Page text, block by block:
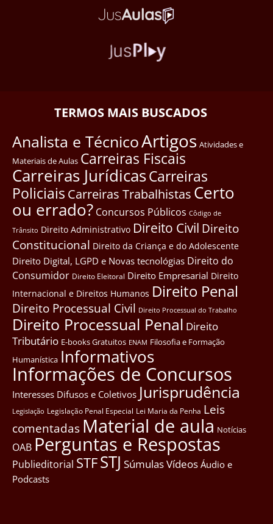
TERMOS MAIS BUSCADOS
Analista e TécnicoArtigos Atividades e
Materiais de Aulas Carreiras Fiscais
Carreiras JurídicasCarreiras
Policiais Carreiras Trabalhistas Certo
ou errado? Concursos Públicos Côdigo de
Trânsito Direito Administrativo Direito Civil Direito
Constitucional Direito da Criança e do Adolescente
Direito Digital, LGPD e Novas tecnológias Direito do
Consumidor Direito Eleitoral Direito Empresarial Direito
Internacional e Direitos Humanos Direito Penal
Direito Processual Civil Direito Processual do Trabalho
Direito Processual Penal Direito
Tributário E-books Gratuitos ENAM Filosofia e Formação
Humanística Informativos
Informações de Concursos
Interesses Difusos e Coletivos Jurisprudência
Legislação Legislação Penal Especial Lei Maria da Penha Leis
comentadas Material de aula Notícias
OAB Perguntas e Respostas
Publieditorial STFSTJ SúmulasVídeos Áudio e
Podcasts